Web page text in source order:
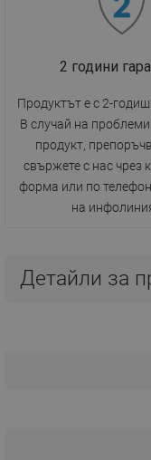
2 години
Продуктът е с 2-
В случай на
продукт,
свържете с нас чрез
форма или по
на
Детайли за